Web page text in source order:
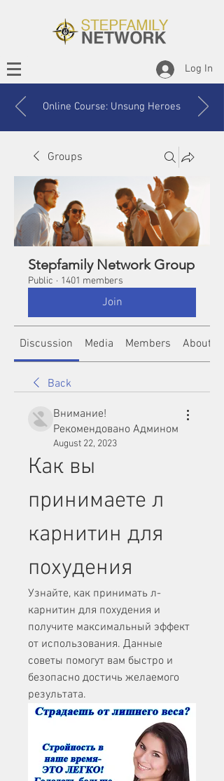
Log In
Online Course: Unsung Heroes
Groups
Stepfamily Network Group
Public · 1401 members
Join
Discussion Media Members About
Back
Внимание!
Рекомендовано Админом
August 22, 2023
Как вы
принимаете л
карнитин для
похудения
Узнайте, как принимать л-
карнитин для похудения и
получите максимальный эффект
от использования. Данные
советы помогут вам быстро и
безопасно достичь желаемого
результата.